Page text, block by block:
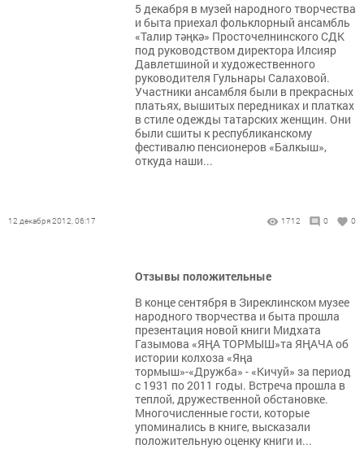
5 декабря в музей народного творчества
и быта приехал фольклорный ансамбль
«Талир тәңкә» Просточелнинского СДК
под руководством директора Илсияр
Давлетшиной и художественного
руководителя Гульнары Салаховой.
Участники ансамбля были в прекрасных
платьях, вышитых передниках и платках
в стиле одежды татарских женщин. Они
были сшиты к республиканскому
фестивалю пенсионеров «Балкыш»,
откуда наши...
12 декабря 2012, 06:17 1712 0 0
Отзывы положительные
В конце сентября в Зиреклинском музее
народного творчества и быта прошла
презентация новой книги Мидхата
Газымова «ЯҢА ТОРМЫШ»та ЯҢАЧА об
истории колхоза «Яңа
тормыш»-«Дружба» - «Кичуй» за период
с 1931 по 2011 годы. Встреча прошла в
теплой, дружественной обстановке.
Многочисленные гости, которые
упоминались в книге, высказали
положительную оценку книги и...